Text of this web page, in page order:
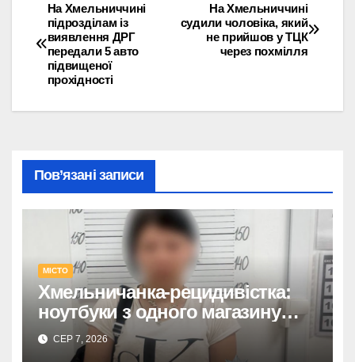
Навігація
записів
На Хмельниччині
судили чоловіка, який
не прийшов у ТЦК
через похмілля
На Хмельниччині
підрозділам із
виявлення ДРГ
передали 5 авто
підвищеної
прохідності
Пов’язані записи
МІСТО
Хмельничанка-рецидивістка:
ноутбуки з одного магазину
крала двічі
СЕР 7, 2026